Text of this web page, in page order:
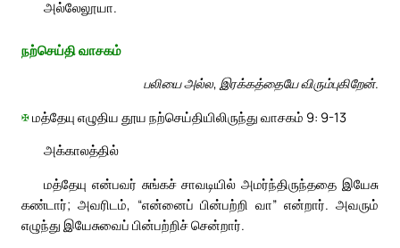
அல்லேலூயா.
நற்செய்தி வாசகம்
பலியை அல்ல, இரக்கத்தையே விரும்புகிறேன்.
✠மத்தேயு எழுதிய தூய நற்செய்தியிலிருந்து வாசகம் 9: 9-13
அக்காலத்தில்
மத்தேயு என்பவர் சுங்கச் சாவடியில் அமர்ந்திருந்ததை இயேசு
கண்டார்; அவரிடம், “என்னைப் பின்பற்றி வா” என்றார். அவரும்
எழுந்து இயேசுவைப் பின்பற்றிச் சென்றார்.